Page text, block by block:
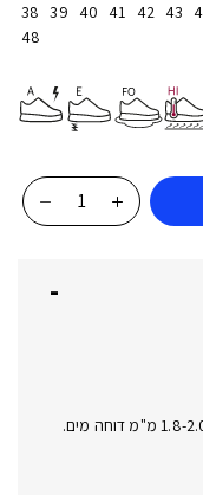
38 39 40 41 42 43
48
כמות
BOA®